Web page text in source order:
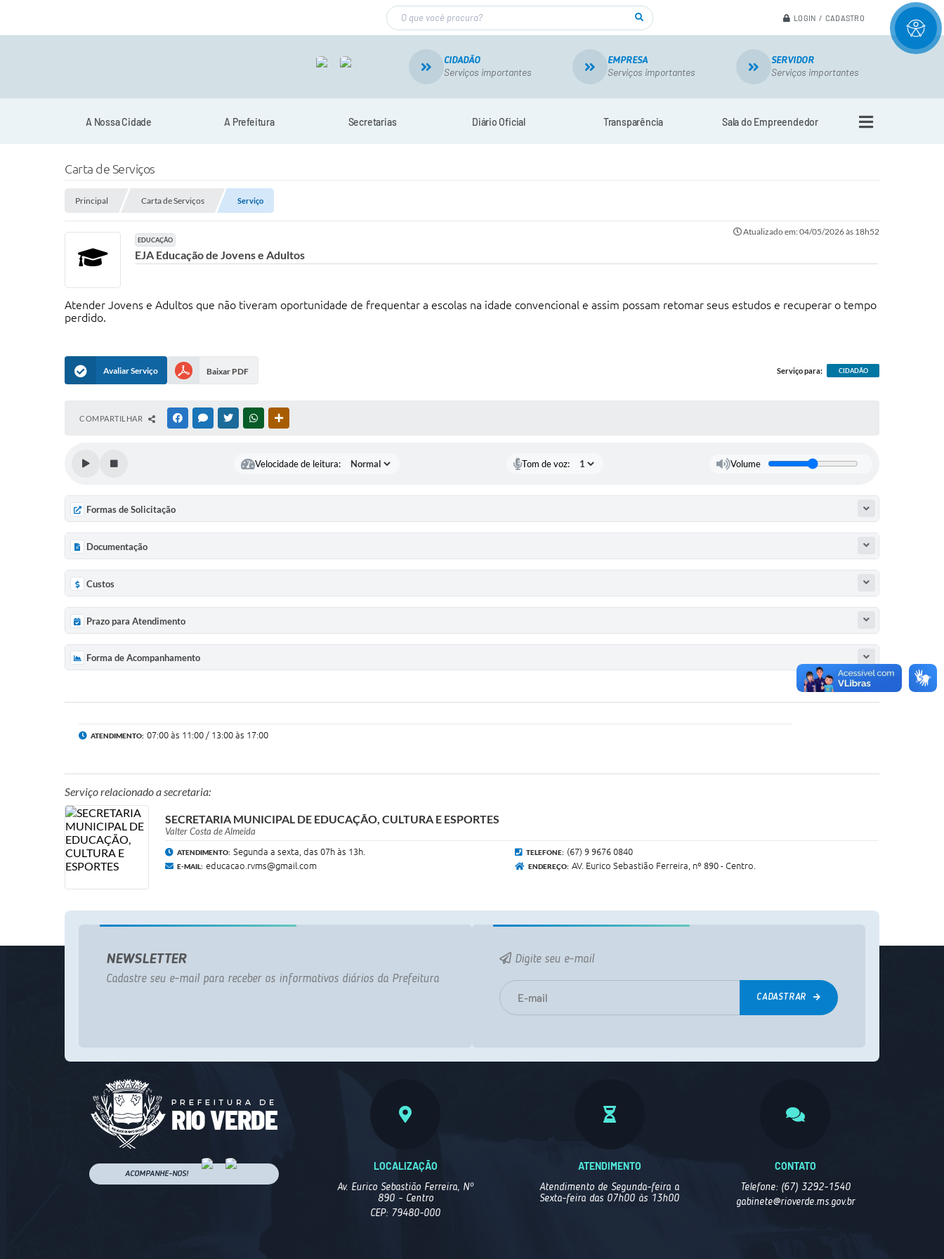
LOGIN / CADASTRO
CIDADÃO
Serviços importantes
EMPRESA
Serviços importantes
SERVIDOR
Serviços importantes
A Nossa Cidade A Prefeitura Secretarias Diário Oficial Transparência Sala do Empreendedor
Carta de Serviços
Principal Carta de Serviços Serviço
Atualizado em: 04/05/2026 às 18h52
EDUCAÇÃO
EJA Educação de Jovens e Adultos
Atender Jovens e Adultos que não tiveram oportunidade de frequentar a escolas na idade convencional e assim possam retomar seus estudos e recuperar o tempo
perdido.
Avaliar Serviço Baixar PDF Serviço para: CIDADÃO
COMPARTILHAR FACEBOOKMESSENGER
TWITTERWHATSAPP
Velocidade de leitura: Tom de voz: Volume
Formas de Solicitação
Documentação
Custos
Prazo para Atendimento
Forma de Acompanhamento
ATENDIMENTO: 07:00 às 11:00 / 13:00 às 17:00
Serviço relacionado a secretaria:
SECRETARIA MUNICIPAL DE EDUCAÇÃO, CULTURA E ESPORTES
Valter Costa de Almeida
ATENDIMENTO: Segunda a sexta, das 07h às 13h. TELEFONE: (67) 9 9676 0840
E-MAIL: educacao.rvms@gmail.com ENDEREÇO: AV. Eurico Sebastião Ferreira, nº 890 - Centro.
NEWSLETTER
Cadastre seu e-mail para receber os informativos diários da Prefeitura
Digite seu e-mail
CADASTRAR
ACOMPANHE-NOS!
LOCALIZAÇÃO
Av. Eurico Sebastião Ferreira, Nº
890 - Centro
CEP: 79480-000
ATENDIMENTO
Atendimento de Segunda-feira a
Sexta-feira das 07h00 às 13h00
CONTATO
Telefone: (67) 3292-1540
gabinete@rioverde.ms.gov.br